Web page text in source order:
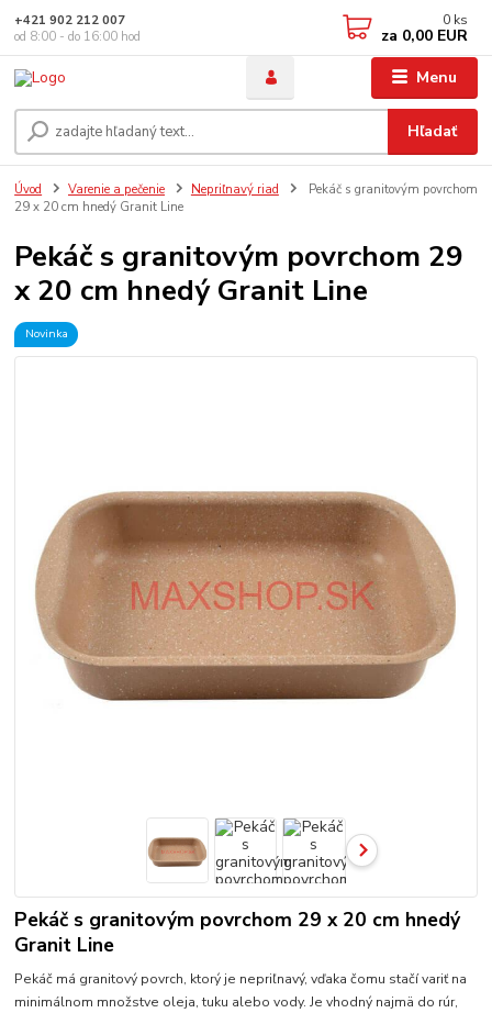
Menu
Hľadať
+421 902 212 007
od 8:00 - do 16:00 hod
0 ks
za 0,00 EUR
Úvod Varenie a pečenie Nepriľnavý riad
Pekáč s granitovým povrchom
29 x 20 cm hnedý Granit Line
Pekáč s granitovým povrchom 29
x 20 cm hnedý Granit Line
Novinka
Pekáč s granitovým povrchom 29 x 20 cm hnedý
Granit Line
Pekáč má granitový povrch, ktorý je nepriľnavý, vďaka čomu stačí variť na
minimálnom množstve oleja, tuku alebo vody. Je vhodný najmä do rúr,